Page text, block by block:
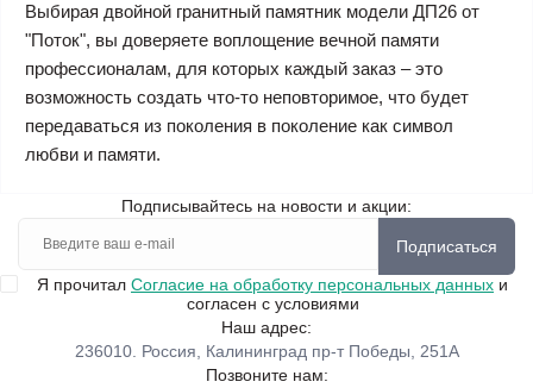
Выбирая двойной гранитный памятник модели ДП26 от
"Поток", вы доверяете воплощение вечной памяти
профессионалам, для которых каждый заказ – это
возможность создать что-то неповторимое, что будет
передаваться из поколения в поколение как символ
любви и памяти.
Подписывайтесь на новости и акции:
Подписаться
Я прочитал Согласие на обработку персональных данных и
согласен с условиями
Наш адрес:
236010. Россия, Калининград пр-т Победы, 251А
Позвоните нам: